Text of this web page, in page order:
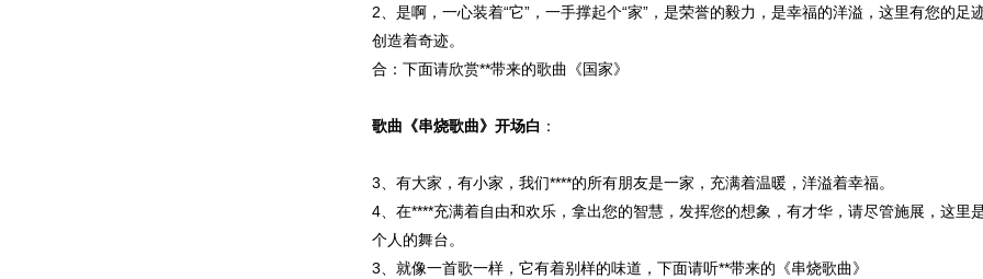
2、是啊，一心装着“它”，一手撑起个“家”，是荣誉的毅力，是幸福的洋溢，这里有您的足
创造着奇迹。
合：下面请欣赏**带来的歌曲《国家》
歌曲《串烧歌曲》开场白 ：
3、有大家，有小家，我们****的所有朋友是一家，充满着温暖，洋溢着幸福。
4、在****充满着自由和欢乐，拿出您的智慧，发挥您的想象，有才华，请尽管施展，这里
个人的舞台。
3、就像一首歌一样，它有着别样的味道，下面请听**带来的《串烧歌曲》